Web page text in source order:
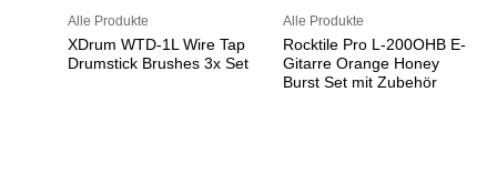
Alle Produkte
XDrum WTD-1L Wire Tap
Drumstick Brushes 3x Set
Alle Produkte
Rocktile Pro L-200OHB E-
Gitarre Orange Honey
Burst Set mit Zubehör